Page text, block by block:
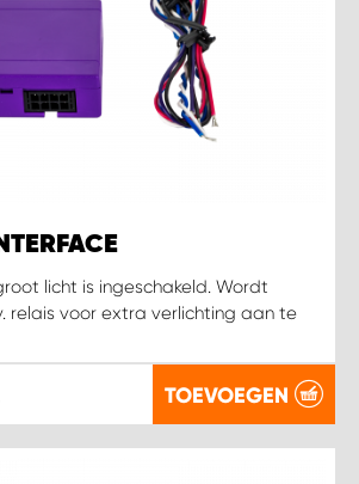
licht is ingeschakeld. Wordt
relais voor extra verlichting aan te
TOEVOEGEN